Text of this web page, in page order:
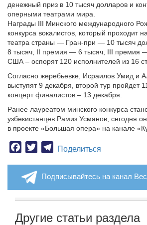
денежный приз в 10 тысяч долларов и
оперными театрами мира.
Награды III Минского международного
конкурса вокалистов, который проходит
театра страны — Гран-при — 10 тысяч
8 тысяч, II премия — 6 тысяч, III премия
США – оспорят 120 исполнителей из 16
Согласно жеребьевке, Исраилов Умид и
выступят 9 декабря, второй тур пройдет
концерт финалистов – 13 декабря.
Ранее лауреатом минского конкурса
узбекистанцев Рамиз Усманов, сегодня
в проекте «Большая опера» на канале
Facebook
TwitterTelegram
Поделиться
Подписывайтесь на канал
Другие статьи раздела